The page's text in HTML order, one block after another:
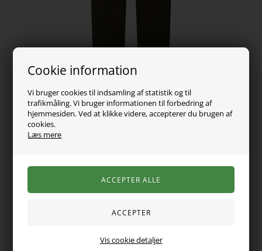
Cookie information
Vi bruger cookies til indsamling af statistik og til
trafikmåling. Vi bruger informationen til forbedring af
hjemmesiden. Ved at klikke videre, accepterer du brugen af
cookies.
Læs mere
Vis cookie detaljer
219,00
Mega fine bukser fra name it. De er i en mega fed farve og er i
en blød og lækker kvalitet. De er med en god elastikkant i